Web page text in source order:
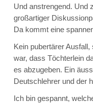
Und anstrengend. Und
großartiger
Da kommt eine
Kein pubertärer
war, dass Töchterlein
es abzugeben. Ein
Deutschlehrer und der
Ich bin gespannt,